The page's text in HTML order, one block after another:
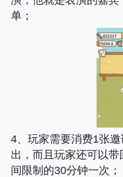
单；
4、玩家需要消费1张
出，而且玩家还可以
间限制的30分钟一次；